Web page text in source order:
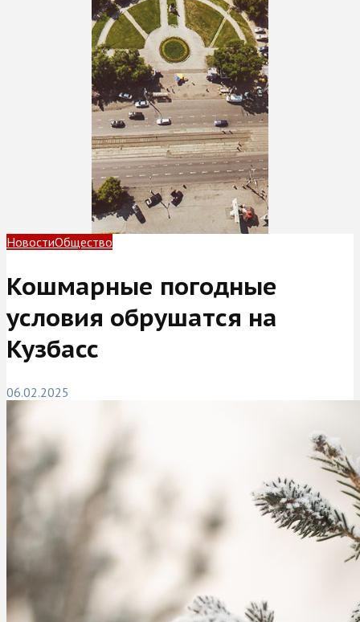
НовостиОбщество
Кошмарные погодные
условия обрушатся на
Кузбасс
06.02.2025